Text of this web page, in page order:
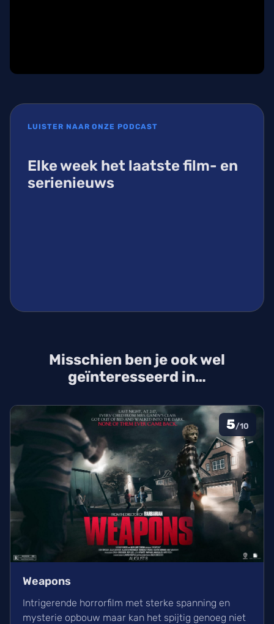
LUISTER NAAR ONZE PODCAST
Elke week het laatste film- en
serienieuws
Misschien ben je ook wel
geïnteresseerd in…
5/10
Weapons
Intrigerende horrorfilm met sterke spanning en
mysterie opbouw maar kan het spijtig genoeg niet